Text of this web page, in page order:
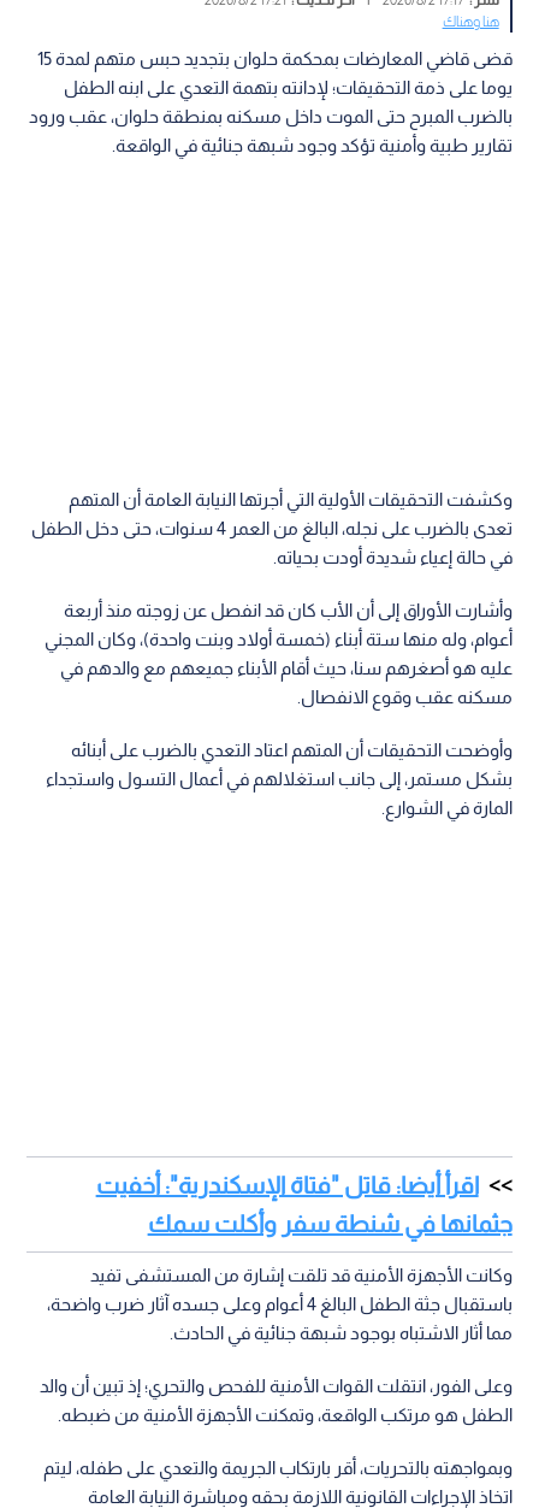
هنا وهناك
قضى قاضي المعارضات بمحكمة حلوان بتجديد حبس متهم لمدة 15
يوما على ذمة التحقيقات؛ لإدانته بتهمة التعدي على ابنه الطفل
بالضرب المبرح حتى الموت داخل مسكنه بمنطقة حلوان، عقب ورود
تقارير طبية وأمنية تؤكد وجود شبهة جنائية في الواقعة.
وكشفت التحقيقات الأولية التي أجرتها النيابة العامة أن المتهم
تعدى بالضرب على نجله، البالغ من العمر 4 سنوات، حتى دخل الطفل
في حالة إعياء شديدة أودت بحياته.
وأشارت الأوراق إلى أن الأب كان قد انفصل عن زوجته منذ أربعة
أعوام، وله منها ستة أبناء (خمسة أولاد وبنت واحدة)، وكان المجني
عليه هو أصغرهم سنا، حيث أقام الأبناء جميعهم مع والدهم في
مسكنه عقب وقوع الانفصال.
وأوضحت التحقيقات أن المتهم اعتاد التعدي بالضرب على أبنائه
بشكل مستمر، إلى جانب استغلالهم في أعمال التسول واستجداء
المارة في الشوارع.
اقرأ أيضا: قاتل "فتاة الإسكندرية": أخفيت
جثمانها في شنطة سفر وأكلت سمك
وكانت الأجهزة الأمنية قد تلقت إشارة من المستشفى تفيد
باستقبال جثة الطفل البالغ 4 أعوام وعلى جسده آثار ضرب واضحة،
مما أثار الاشتباه بوجود شبهة جنائية في الحادث.
وعلى الفور، انتقلت القوات الأمنية للفحص والتحري؛ إذ تبين أن والد
الطفل هو مرتكب الواقعة، وتمكنت الأجهزة الأمنية من ضبطه.
وبمواجهته بالتحريات، أقر بارتكاب الجريمة والتعدي على طفله، ليتم
اتخاذ الإجراءات القانونية اللازمة بحقه ومباشرة النيابة العامة